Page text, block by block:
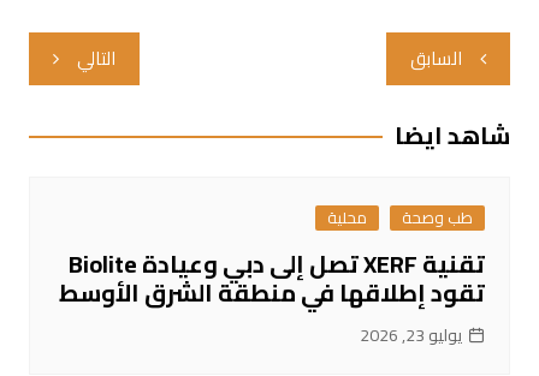
تصفّح
المقالات
السابق التالي
شاهد ايضا
طب وصحة محلية
تقنية XERF تصل إلى دبي وعيادة Biolite
تقود إطلاقها في منطقة الشرق الأوسط
يوليو 23, 2026